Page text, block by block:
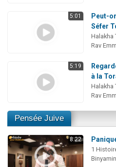
5:01
Peut-
Séfer
Halakha
Rav
5:19
à la
Halakha
Rav
Pensée Juive
8:22
1